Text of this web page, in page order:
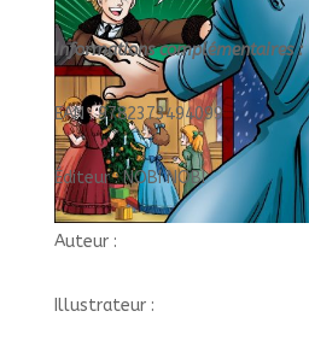
Informations complémentaires :
EAN : 9782373494099
Éditeur : NOBI NOBI
Auteur :
Illustrateur :